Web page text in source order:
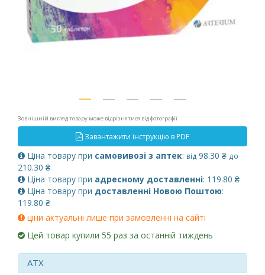
Зовнішній вигляд товару може відрізнятися від фотографії
Завантажити інструкцію в PDF
Ціна товару при самовивозі з аптек: від 98.30 ₴ до
210.30 ₴
Ціна товару при адресному доставленні: 119.80 ₴
Ціна товару при доставленні Новою Поштою:
119.80 ₴
ціни актуальні лише при замовленні на сайті
Цей товар купили 55 раз за останній тиждень
ATX